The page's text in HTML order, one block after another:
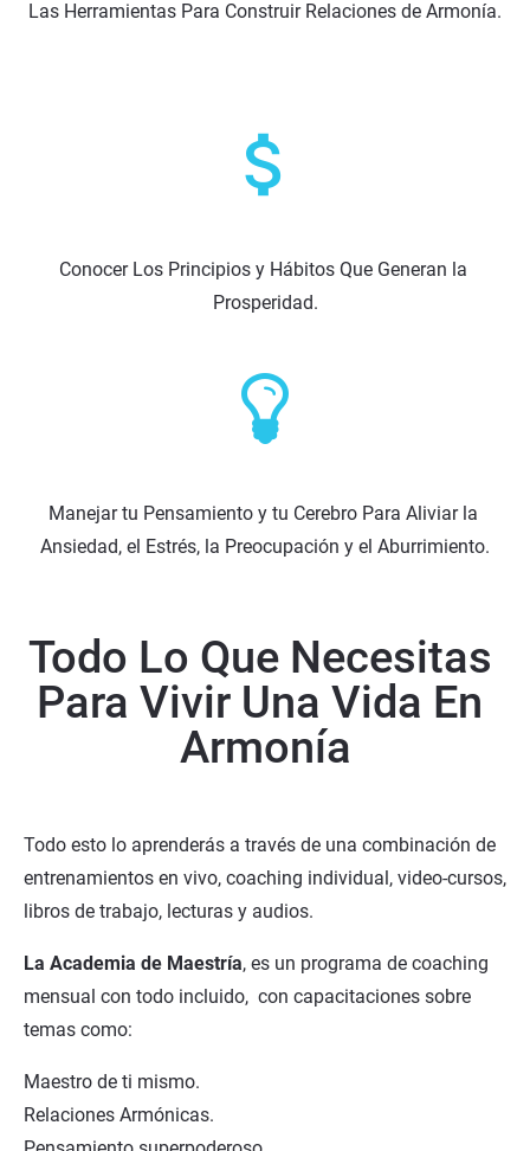
Las Herramientas Para Construir Relaciones de Armonía.
attach_money
Conocer Los Principios y Hábitos Que Generan la
Prosperidad.
Manejar tu Pensamiento y tu Cerebro Para Aliviar la
Ansiedad, el Estrés, la Preocupación y el Aburrimiento.
Todo Lo Que Necesitas
Para Vivir Una Vida En
Armonía
Todo esto lo aprenderás a través de una combinación de
entrenamientos en vivo, coaching individual, video-cursos,
libros de trabajo, lecturas y audios.
La Academia de Maestría, es un programa de coaching
mensual con todo incluido,  con capacitaciones sobre
temas como:
Maestro de ti mismo.
Relaciones Armónicas.